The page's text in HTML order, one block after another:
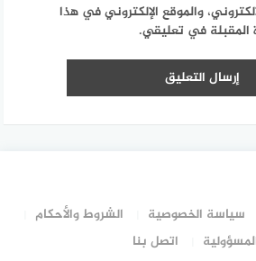
والموقع الإلكتروني في هذا
المقبلة في تعليقي.
سياسة الخصوصية
الشروط والأحكام
اتصل بنا